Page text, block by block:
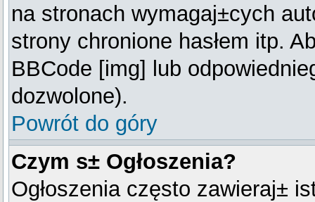
na stronach wymagaj±cych
strony chronione hasłem itp.
BBCode [img] lub
dozwolone).
Powrót do góry
Czym s± Ogłoszenia?
Ogłoszenia często zawieraj±